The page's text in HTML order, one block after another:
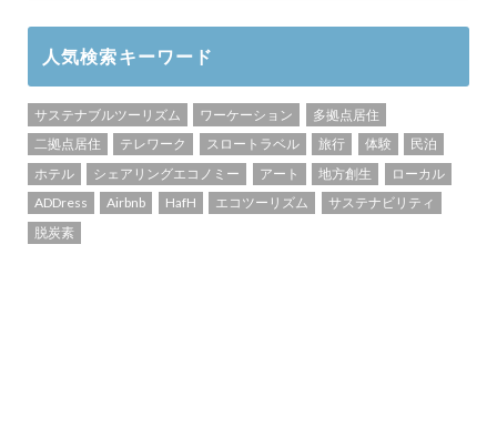
人気検索キーワード
サステナブルツーリズム ワーケーション
多拠点居住
二拠点居住
テレワーク スロートラベル 旅行 体験
民泊
ホテル
シェアリングエコノミー アート 地方創生
ローカル
ADDress
Airbnb HafH エコツーリズム
サステナビリティ
脱炭素